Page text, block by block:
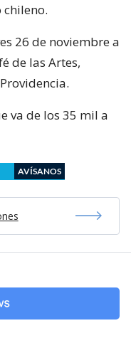
26 de noviembre a
de las Artes,
va de los 35 mil a
AVÍSANOS